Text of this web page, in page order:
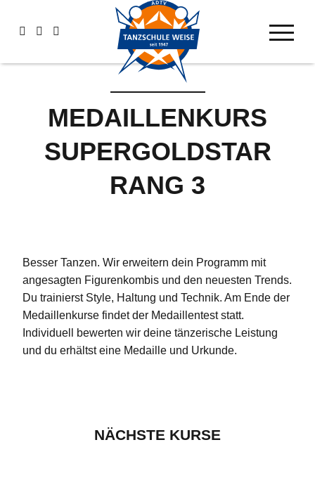
MEDAILLENKURS
SUPERGOLDSTAR
RANG 3
Besser Tanzen. Wir erweitern dein Programm mit
angesagten Figurenkombis und den neuesten Trends.
Du trainierst Style, Haltung und Technik. Am Ende der
Medaillenkurse findet der Medaillentest statt.
Individuell bewerten wir deine tänzerische Leistung
und du erhältst eine Medaille und Urkunde.
NÄCHSTE KURSE